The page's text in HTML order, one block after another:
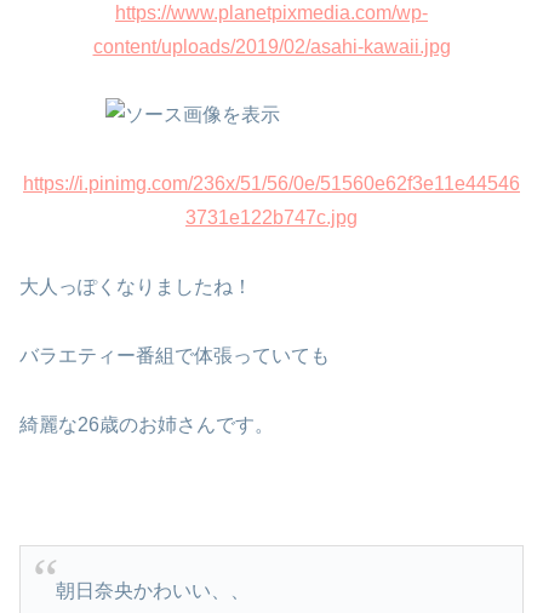
https://www.planetpixmedia.com/wp-
content/uploads/2019/02/asahi-kawaii.jpg
https://i.pinimg.com/236x/51/56/0e/51560e62f3e11e44546
3731e122b747c.jpg
大人っぽくなりましたね！
バラエティー番組で体張っていても
綺麗な26歳のお姉さんです。
朝日奈央かわいい、、